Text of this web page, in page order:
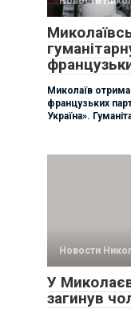
Миколаїв
французьких
Україна».
Новости
У
загинув